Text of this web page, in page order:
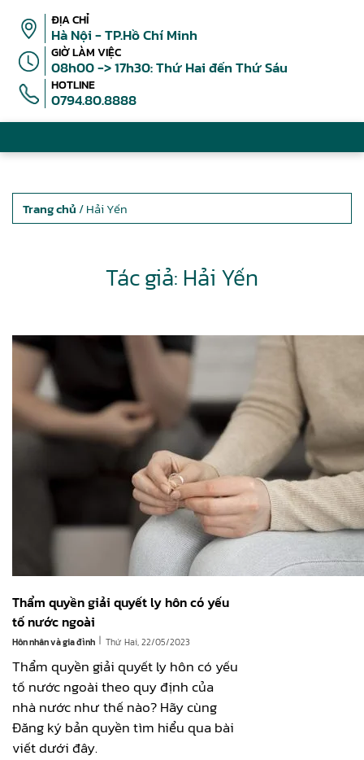
ĐỊA CHỈ
Hà Nội - TP.Hồ Chí Minh
GIỜ LÀM VIỆC
08h00 -> 17h30: Thứ Hai đến Thứ Sáu
HOTLINE
0794.80.8888
Trang chủ / Hải Yến
Tác giả: Hải Yến
Thẩm quyền giải quyết ly hôn có yếu
tố nước ngoài
Hôn nhân và gia đình | Thứ Hai, 22/05/2023
Thẩm quyền giải quyết ly hôn có yếu
tố nước ngoài theo quy định của
nhà nước như thế nào? Hãy cùng
Đăng ký bản quyền tìm hiểu qua bài
viết dưới đây.